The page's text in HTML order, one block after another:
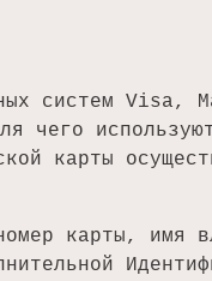
систем Visa,
чего
карты
карты, имя